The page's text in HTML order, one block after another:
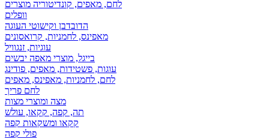
לחם, מאפים, קונדיטוריה מוצרים
וופלים
הדובדבן וקישוטי העוגה
מאפינס, לחמניות, קרואסונים
עוגיות, זנגוויל
בייגל, מוצרי מאפה יבשים
עוגות, פשטידות, מאפים, פודינג
לחם, לחמניות, מאפינס, מאפים
לחם פריך
מצה ומוצרי מצות
תה, קפה, קקאו, עולש
קקאו ומשקאות קפה
פולי קפה